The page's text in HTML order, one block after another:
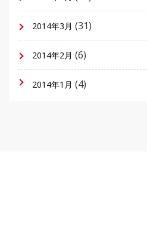
2014年3月 (31)
2014年2月 (6)
2014年1月 (4)